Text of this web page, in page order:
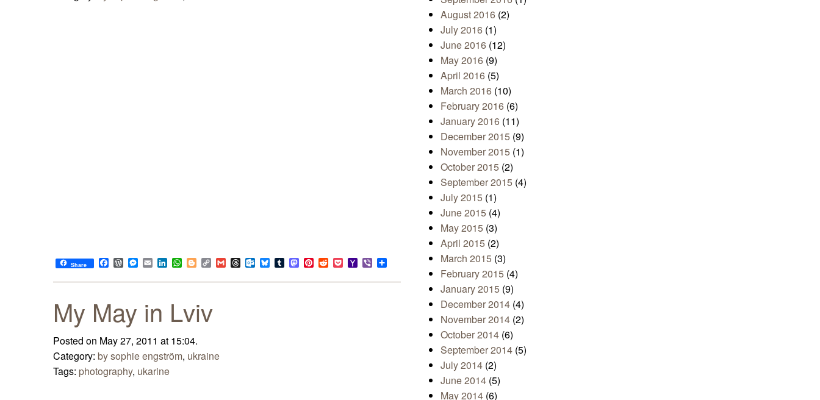
Share Facebook
WordPress
Messenger
EmailLinkedIn
WhatsApp
BloggerCopy
Link
GmailThreadsOutlook.com
Bluesky
TumblrMastodon
Pinterest
RedditPocketYahoo
Mail
Viber
My May in Lviv
Posted on May 27, 2011 at 15:04.
Category: by sophie engström, ukraine
Tags: photography, ukarine
August 2016 (2)
July 2016 (1)
June 2016 (12)
May 2016 (9)
April 2016 (5)
March 2016 (10)
February 2016 (6)
January 2016 (11)
December 2015 (9)
November 2015 (1)
October 2015 (2)
September 2015 (4)
July 2015 (1)
June 2015 (4)
May 2015 (3)
April 2015 (2)
March 2015 (3)
February 2015 (4)
January 2015 (9)
December 2014 (4)
November 2014 (2)
October 2014 (6)
September 2014 (5)
July 2014 (2)
June 2014 (5)
May 2014 (6)